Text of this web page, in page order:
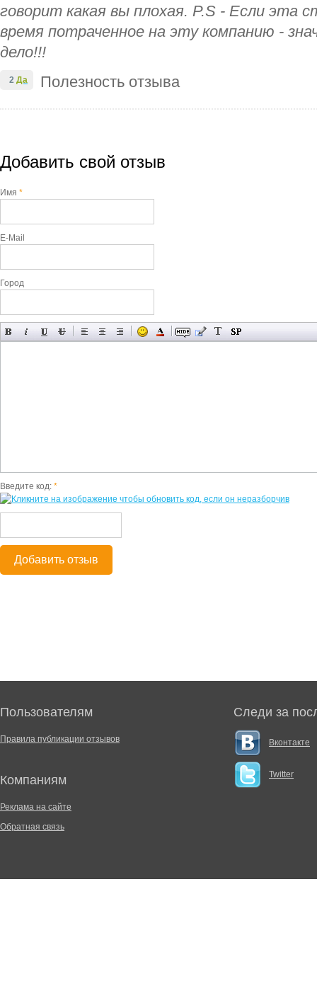
говорит какая вы плохая. P.S - Если эта
время потраченное на эту компанию -
дело!!!
Полезность отзыва
2 Да
Добавить свой отзыв
Имя *
E-Mail
Город
Введите код: *
Добавить отзыв
Пользователям
Правила публикации отзывов
Компаниям
Реклама на сайте
Обратная связь
Следи за
Вконтакте
Twitter